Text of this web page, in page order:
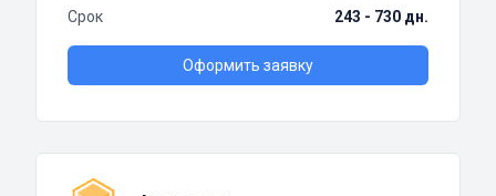
Срок
243 - 730 дн.
Оформить заявку